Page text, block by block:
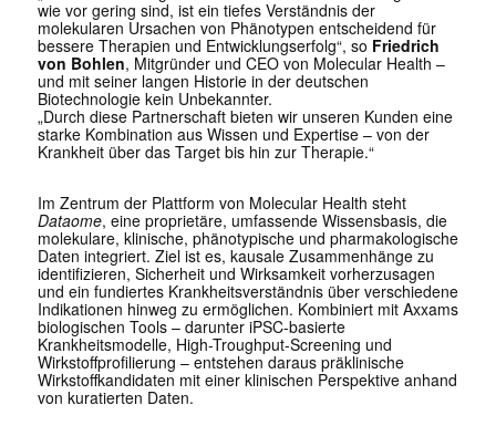
wie vor gering sind, ist ein tiefes Verständnis der
molekularen Ursachen von Phänotypen entscheidend für
bessere Therapien und Entwicklungserfolg“, so Friedrich
von Bohlen, Mitgründer und CEO von Molecular Health –
und mit seiner langen Historie in der deutschen
Biotechnologie kein Unbekannter.
„Durch diese Partnerschaft bieten wir unseren Kunden eine
starke Kombination aus Wissen und Expertise – von der
Krankheit über das Target bis hin zur Therapie.“
Im Zentrum der Plattform von Molecular Health steht
Dataome, eine proprietäre, umfassende Wissensbasis, die
molekulare, klinische, phänotypische und pharmakologische
Daten integriert. Ziel ist es, kausale Zusammenhänge zu
identifizieren, Sicherheit und Wirksamkeit vorherzusagen
und ein fundiertes Krankheitsverständnis über verschiedene
Indikationen hinweg zu ermöglichen. Kombiniert mit Axxams
biologischen Tools – darunter iPSC-basierte
Krankheitsmodelle, High-Troughput-Screening und
Wirkstoffprofilierung – entstehen daraus präklinische
Wirkstoffkandidaten mit einer klinischen Perspektive anhand
von kuratierten Daten.